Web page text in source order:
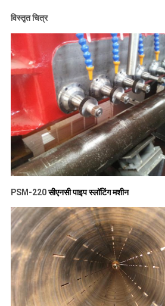
विस्तृत चित्र
PSM-220सीएनसी पाइप स्लॉटिंग मशीन